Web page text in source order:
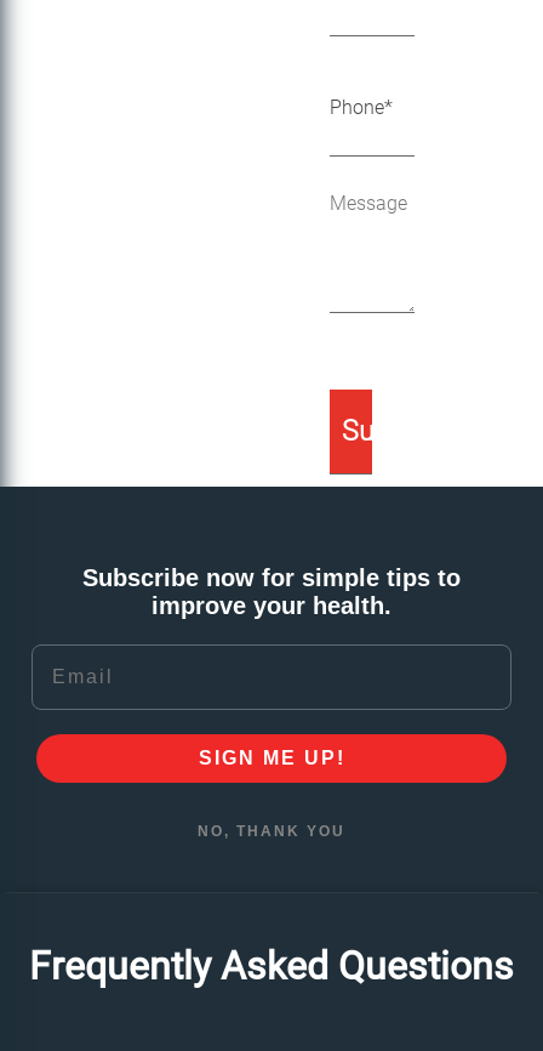
Subscribe now for simple tips to
improve your health.
Email
SIGN ME UP!
NO, THANK YOU
Frequently Asked Questions